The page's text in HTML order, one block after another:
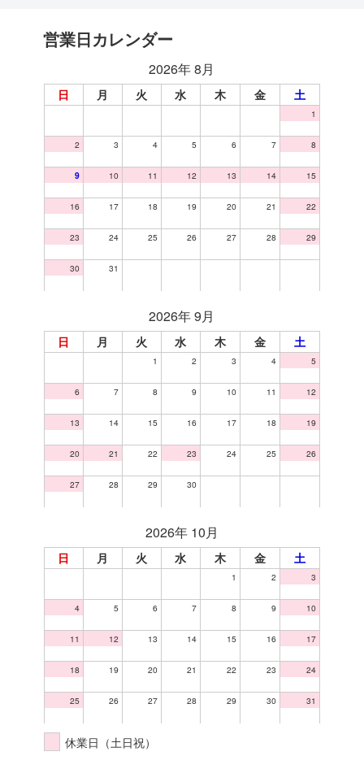
営業日カレンダー
2026年 8月
日 月 火 水 木 金 土
1
2 3 4 5 6 7 8
9 10 11 12 13 14 15
16 17 18 19 20 21 22
23 24 25 26 27 28 29
30 31
2026年 9月
日 月 火 水 木 金 土
1 2 3 4 5
6 7 8 9 10 11 12
13 14 15 16 17 18 19
20 21 22 23 24 25 26
27 28 29 30
2026年 10月
日 月 火 水 木 金 土
1 2 3
4 5 6 7 8 9 10
11 12 13 14 15 16 17
18 19 20 21 22 23 24
25 26 27 28 29 30 31
休業日（土日祝）